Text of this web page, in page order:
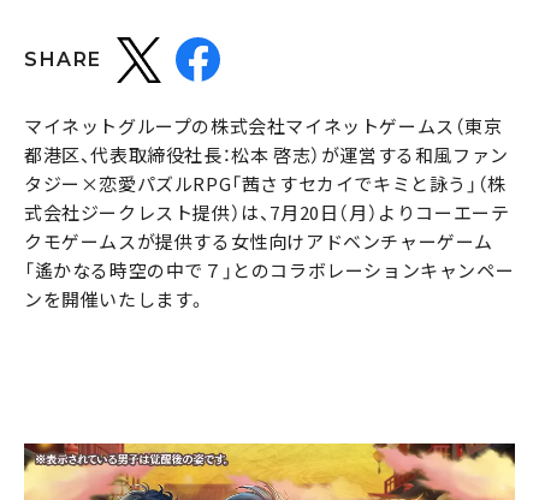
SHARE
マイネットグループの株式会社マイネットゲームス（東京
都港区、代表取締役社長：松本 啓志）が運営する和風ファン
タジー×恋愛パズルRPG「茜さすセカイでキミと詠う」（株
式会社ジークレスト提供）は、7月20日（月）よりコーエーテ
クモゲームスが提供する女性向けアドベンチャーゲーム
「遙かなる時空の中で７」とのコラボレーションキャンペー
ンを開催いたします。